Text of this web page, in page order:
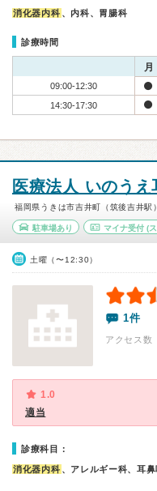
消化器内科 、内科、胃腸科
診療時間
月
09:00-12:30
14:30-17:30
医療法人 いのう
福岡県うきは市吉井町（筑後吉井駅）
駐車場あり マイナ受付(ス
土曜（〜12:30）
1件
アクセス
1.0
適当
診療科目：
消化器内科 、アレルギー科、耳